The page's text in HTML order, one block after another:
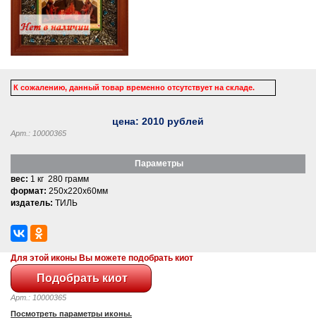
К сожалению, данный товар временно отсутствует на складе.
цена: 2010 рублей
Арт.: 10000365
Параметры
вес: 1 кг 280 грамм
формат: 250x220x60мм
издатель: ТИЛЬ
Для этой иконы Вы можете подобрать киот
Арт.: 10000365
Посмотреть параметры иконы.